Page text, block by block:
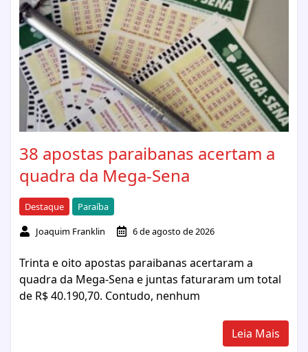
38 apostas paraibanas acertam a
quadra da Mega-Sena
Destaque
Paraíba
Joaquim Franklin
6 de agosto de 2026
Trinta e oito apostas paraibanas acertaram a
quadra da Mega-Sena e juntas faturaram um total
de R$ 40.190,70. Contudo, nenhum
Leia Mais